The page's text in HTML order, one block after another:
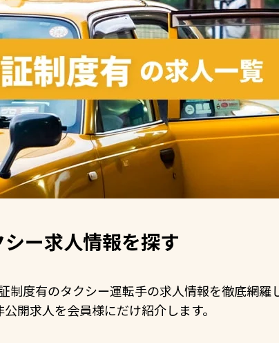
シー求人情報を探す
度有のタクシー運転手の求人情報を徹底網羅
開求人を会員様にだけ紹介します。